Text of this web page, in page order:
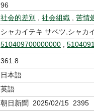
96
社会的差別 社会組織
苦情
シャカイテキ サベツ,シャカ
510409700000000
361.8
日本語
英語
朝日新聞 2025/02/15 2395